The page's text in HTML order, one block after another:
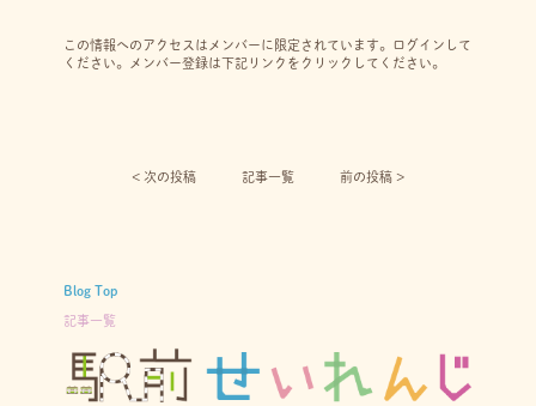
この情報へのアクセスはメンバーに限定されています。ログインして
ください。メンバー登録は下記リンクをクリックしてください。
< 次の投稿︎ 記事一覧 前の投稿 >
Blog Top
記事一覧